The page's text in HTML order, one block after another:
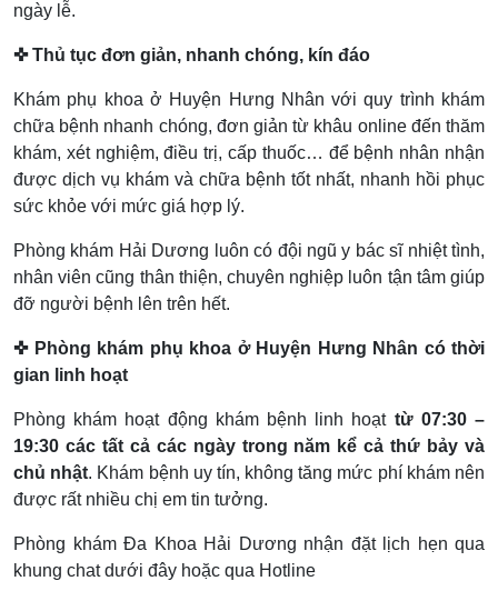
ngày lễ.
✜ Thủ tục đơn giản, nhanh chóng, kín đáo
Khám phụ khoa ở Huyện Hưng Nhân với quy trình khám
chữa bệnh nhanh chóng, đơn giản từ khâu online đến thăm
khám, xét nghiệm, điều trị, cấp thuốc… để bệnh nhân nhận
được dịch vụ khám và chữa bệnh tốt nhất, nhanh hồi phục
sức khỏe với mức giá hợp lý.
Phòng khám Hải Dương luôn có đội ngũ y bác sĩ nhiệt tình,
nhân viên cũng thân thiện, chuyên nghiệp luôn tận tâm giúp
đỡ người bệnh lên trên hết.
✜ Phòng khám phụ khoa ở Huyện Hưng Nhân có thời
gian linh hoạt
Phòng khám hoạt động khám bệnh linh hoạt từ 07:30 –
19:30 các tất cả các ngày trong năm kể cả thứ bảy và
chủ nhật. Khám bệnh uy tín, không tăng mức phí khám nên
được rất nhiều chị em tin tưởng.
Phòng khám Đa Khoa Hải Dương nhận đặt lịch hẹn qua
khung chat dưới đây hoặc qua Hotline